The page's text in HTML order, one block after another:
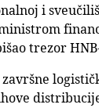
i
trezor